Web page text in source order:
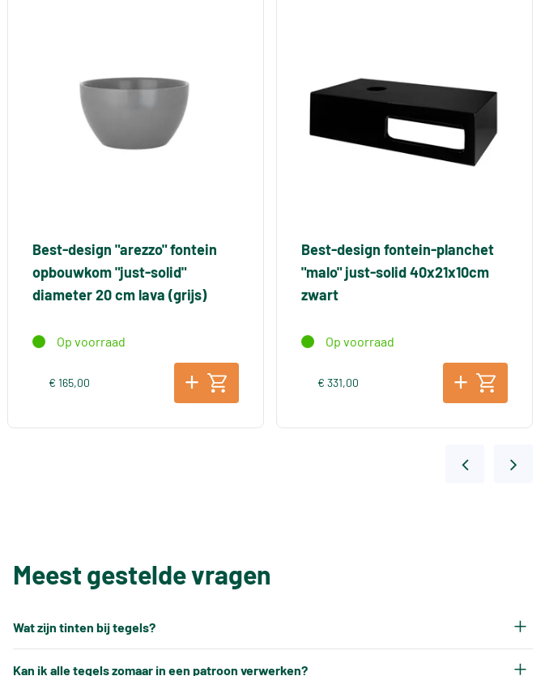
Best-design "arezzo" fontein
opbouwkom "just-solid"
diameter 20 cm lava (grijs)
Op voorraad
€ 165,00
Best-design fontein-planchet
"malo" just-solid 40x21x10cm
zwart
Op voorraad
€ 331,00
Meest gestelde vragen
Wat zijn tinten bij tegels?
Kan ik alle tegels zomaar in een patroon verwerken?